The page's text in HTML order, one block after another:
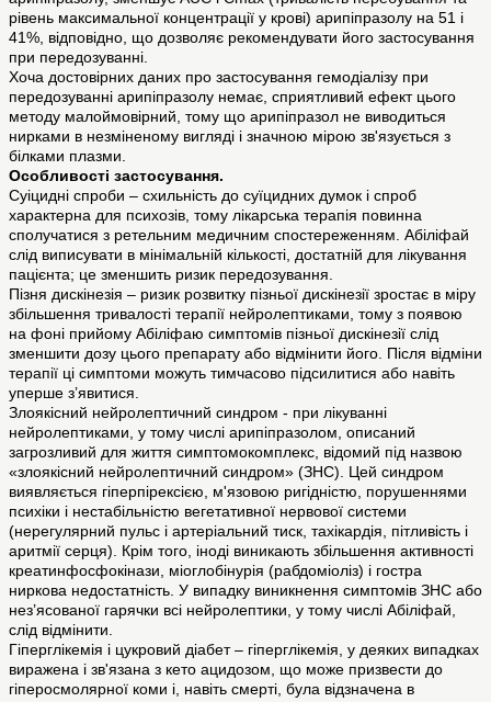
рівень максимальної концентрації у крові) арипіпразолу на 51 і
41%, відповідно, що дозволяє рекомендувати його застосування
при передозуванні.
Хоча достовірних даних про застосування гемодіалізу при
передозуванні арипіпразолу немає, сприятливий ефект цього
методу малоймовірний, тому що арипіпразол не виводиться
нирками в незміненому вигляді і значною мірою зв'язується з
білками плазми.
Особливості застосування.
Суіцидні спроби – схильність до суїцидних думок і спроб
характерна для психозів, тому лікарська терапія повинна
сполучатися з ретельним медичним спостереженням. Абіліфай
слід виписувати в мінімальній кількості, достатній для лікування
пацієнта; це зменшить ризик передозування.
Пізня дискінезія – ризик розвитку пізньої дискінезії зростає в міру
збільшення тривалості терапії нейролептиками, тому з появою
на фоні прийому Абіліфаю симптомів пізньої дискінезії слід
зменшити дозу цього препарату або відмінити його. Після відміни
терапії ці симптоми можуть тимчасово підсилитися або навіть
уперше з’явитися.
Злоякісний нейролептичний синдром - при лікуванні
нейролептиками, у тому числі арипіпразолом, описаний
загрозливий для життя симптомокомплекс, відомий під назвою
«злоякісний нейролептичний синдром» (ЗНС). Цей синдром
виявляється гіперпірексією, м'язовою ригідністю, порушеннями
психіки і нестабільністю вегетативної нервової системи
(нерегулярний пульс і артеріальний тиск, тахікардія, пітливість і
аритмії серця). Крім того, іноді виникають збільшення активності
креатинфосфокінази, міоглобінурія (рабдоміоліз) і гостра
ниркова недостатність. У випадку виникнення симптомів ЗНС або
нез’ясованої гарячки всі нейролептики, у тому числі Абіліфай,
слід відмінити.
Гіперглікемія і цукровий діабет – гіперглікемія, у деяких випадках
виражена і зв'язана з кето ацидозом, що може призвести до
гіперосмолярної коми і, навіть смерті, була відзначена в